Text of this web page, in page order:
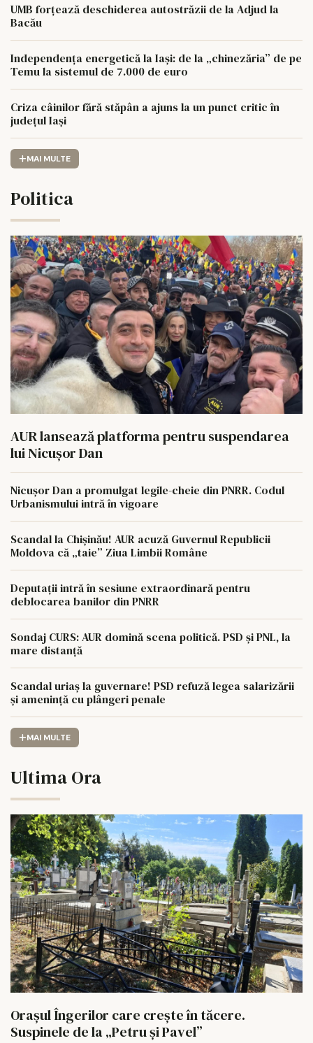
UMB forțează deschiderea autostrăzii de la Adjud la
Bacău
Independența energetică la Iași: de la „chinezăria” de pe
Temu la sistemul de 7.000 de euro
Criza câinilor fără stăpân a ajuns la un punct critic în
județul Iași
MAI MULTE
Politica
AUR lansează platforma pentru suspendarea
lui Nicușor Dan
Nicușor Dan a promulgat legile-cheie din PNRR. Codul
Urbanismului intră în vigoare
Scandal la Chișinău! AUR acuză Guvernul Republicii
Moldova că „taie” Ziua Limbii Române
Deputații intră în sesiune extraordinară pentru
deblocarea banilor din PNRR
Sondaj CURS: AUR domină scena politică. PSD și PNL, la
mare distanță
Scandal uriaș la guvernare! PSD refuză legea salarizării
și amenință cu plângeri penale
MAI MULTE
Ultima Ora
Orașul Îngerilor care crește în tăcere.
Suspinele de la „Petru și Pavel”